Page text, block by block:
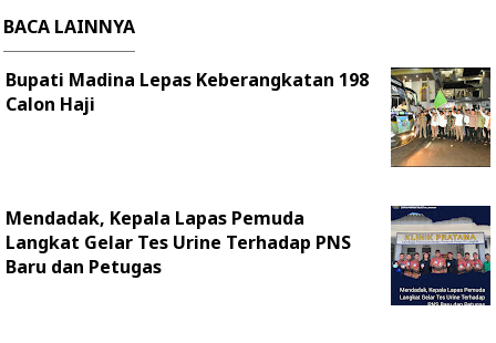
BACA LAINNYA
Bupati Madina Lepas Keberangkatan 198
Calon Haji
Mendadak, Kepala Lapas Pemuda
Langkat Gelar Tes Urine Terhadap PNS
Baru dan Petugas